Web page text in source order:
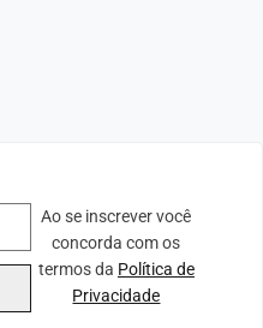
Ao se inscrever você
concorda com os
termos da Política de
Privacidade